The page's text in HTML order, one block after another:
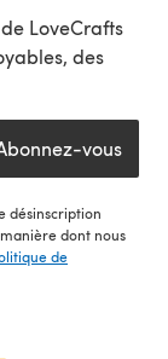
LoveCrafts
des
vous
désinscription
dont nous
de